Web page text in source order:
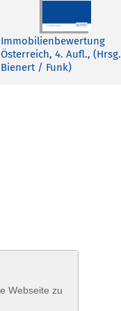
Immobilienbewertung
Österreich, 4. Aufl., (Hrsg.
Bienert / Funk)
Webseite zu